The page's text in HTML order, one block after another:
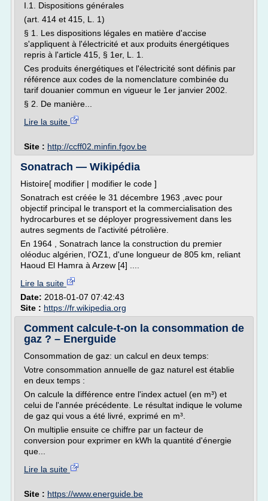
I.1. Dispositions générales
(art. 414 et 415, L. 1)
§ 1. Les dispositions légales en matière d'accise
s'appliquent à l'électricité et aux produits énergétiques
repris à l'article 415, § 1er, L. 1.
Ces produits énergétiques et l'électricité sont définis par
référence aux codes de la nomenclature combinée du
tarif douanier commun en vigueur le 1er janvier 2002.
§ 2. De manière...
Lire la suite
Site : http://ccff02.minfin.fgov.be
Sonatrach — Wikipédia
Histoire[ modifier | modifier le code ]
Sonatrach est créée le 31 décembre 1963 ,avec pour
objectif principal le transport et la commercialisation des
hydrocarbures et se déployer progressivement dans les
autres segments de l'activité pétrolière.
En 1964 , Sonatrach lance la construction du premier
oléoduc algérien, l'OZ1, d'une longueur de 805 km, reliant
Haoud El Hamra à Arzew [4] ....
Lire la suite
Date: 2018-01-07 07:42:43
Site : https://fr.wikipedia.org
Comment calcule-t-on la consommation de
gaz ? – Energuide
Consommation de gaz: un calcul en deux temps:
Votre consommation annuelle de gaz naturel est établie
en deux temps :
On calcule la différence entre l'index actuel (en m³) et
celui de l'année précédente. Le résultat indique le volume
de gaz qui vous a été livré, exprimé en m³.
On multiplie ensuite ce chiffre par un facteur de
conversion pour exprimer en kWh la quantité d'énergie
que...
Lire la suite
Site : https://www.energuide.be